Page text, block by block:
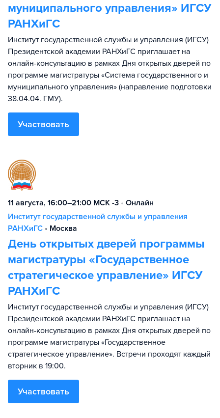
муниципального управления» ИГСУ
РАНХиГС
Институт государственной службы и управления (ИГСУ)
Президентской академии РАНХиГС приглашает на
онлайн-консультацию в рамках Дня открытых дверей по
программе магистратуры «Система государственного и
муниципального управления» (направление подготовки
38.04.04. ГМУ).
Участвовать
11 августа, 16:00–21:00 МСК -3 • Онлайн
Институт государственной службы и управления
РАНХиГС • Москва
День открытых дверей программы
магистратуры «Государственное
стратегическое управление» ИГСУ
РАНХиГС
Институт государственной службы и управления (ИГСУ)
Президентской академии РАНХиГС приглашает на
онлайн-консультацию в рамках Дня открытых дверей по
программе магистратуры «Государственное
стратегическое управление». Встречи проходят каждый
вторник в 19:00.
Участвовать